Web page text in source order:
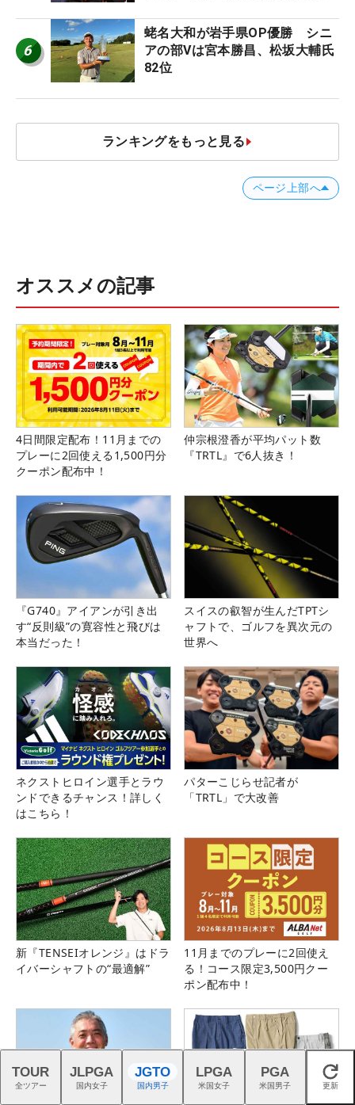
6
蛯名大和が岩手県OP優勝 シニ
アの部Vは宮本勝昌、松坂大輔氏
82位
ランキングをもっと見る
ページ上部へ
オススメの記事
4日間限定配布！11月までの
プレーに2回使える1,500円分
クーポン配布中！
仲宗根澄香が平均パット数
『TRTL』で6人抜き！
『G740』アイアンが引き出
す“反則級”の寛容性と飛びは
本当だった！
スイスの叡智が生んだTPTシ
ャフトで、ゴルフを異次元の
世界へ
ネクストヒロイン選手とラウ
ンドできるチャンス！詳しく
はこちら！
パターこじらせ記者が
「TRTL」で大改善
新『TENSEIオレンジ』はドラ
イバーシャフトの“最適解”
11月までのプレーに2回使え
る！コース限定3,500円クー
ポン配布中！
閉じる
TOUR
全ツアー
JLPGA
国内女子
JGTO
国内男子
LPGA
米国女子
PGA
米国男子 更新